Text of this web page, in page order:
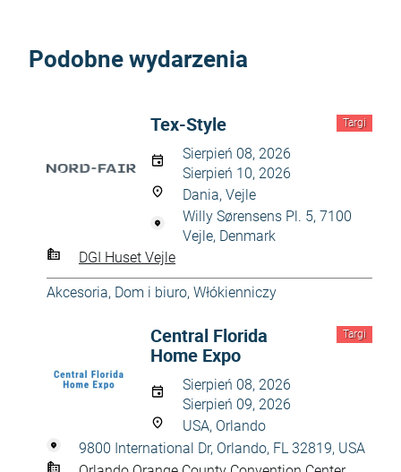
Podobne wydarzenia
Targi
Tex-Style
Sierpień 08, 2026
Sierpień 10, 2026
Dania, Vejle
Willy Sørensens Pl. 5, 7100
Vejle, Denmark
DGI Huset Vejle
Akcesoria, Dom i biuro, Włókienniczy
Targi
Central Florida
Home Expo
Sierpień 08, 2026
Sierpień 09, 2026
USA, Orlando
9800 International Dr, Orlando, FL 32819, USA